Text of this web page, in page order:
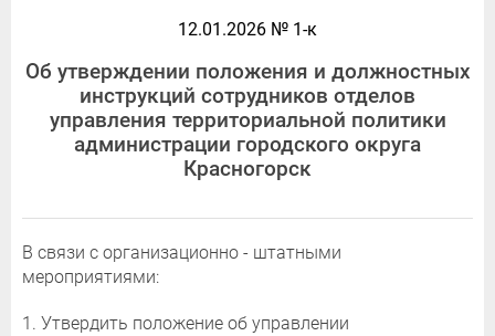
12.01.2026 № 1-к
Об утверждении положения и должностных
инструкций сотрудников отделов
управления территориальной политики
администрации городского округа
Красногорск
В связи с организационно - штатными
мероприятиями:
1. Утвердить положение об управлении